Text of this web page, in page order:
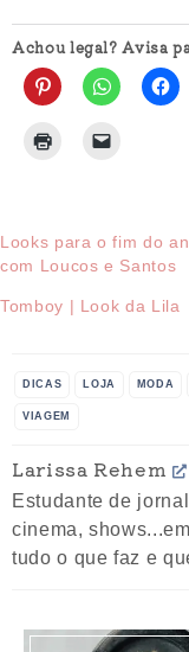
Achou legal? Avisa
Looks para o fim do
com Loucos e Santos
Tomboy | Look da Lila
DICAS LOJA MODA
VIAGEM
Larissa Rehem
Estudante de
cinema,
tudo o que faz e